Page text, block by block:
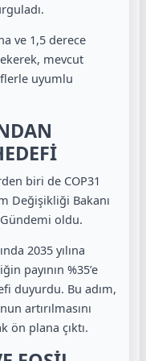
ve 1,5 derece
mevcut
uyumlu
biri de COP31
Değişikliği Bakanı
Gündemi oldu.
2035 yılına
payının %35’e
duyurdu. Bu adım,
artırılmasını
ön plana çıktı.